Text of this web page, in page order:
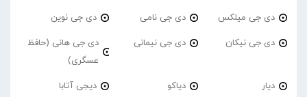
دی جی میلکس دی جی نامی دی جی نوین
دی جی نیکان دی جی نیمانی
دی جی هانی (حافظ
عسگری)
دیار دیاکو دیجی آتابا